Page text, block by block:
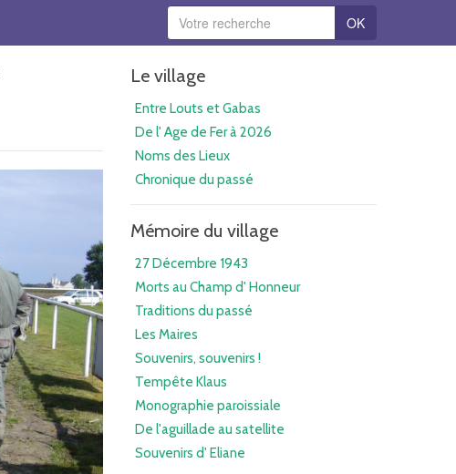
OK
Le village
Entre Louts et Gabas
De l' Age de Fer à 2026
Noms des Lieux
Chronique du passé
Mémoire du village
27 Décembre 1943
Morts au Champ d' Honneur
Traditions du passé
Les Maires
Souvenirs, souvenirs !
Tempête Klaus
Monographie paroissiale
De l'aguillade au satellite
Souvenirs d' Eliane